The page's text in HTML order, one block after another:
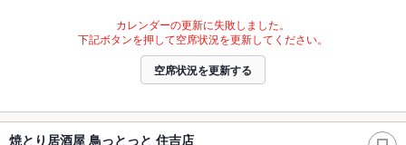
カレンダーの更新に失敗しました。
下記ボタンを押して空席状況を更新してください。
空席状況を更新する
焼とり居酒屋 鳥っとっと 住吉店